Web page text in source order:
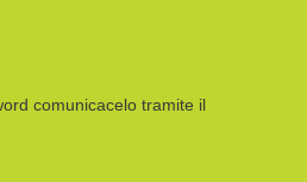
comunicacelo tramite il